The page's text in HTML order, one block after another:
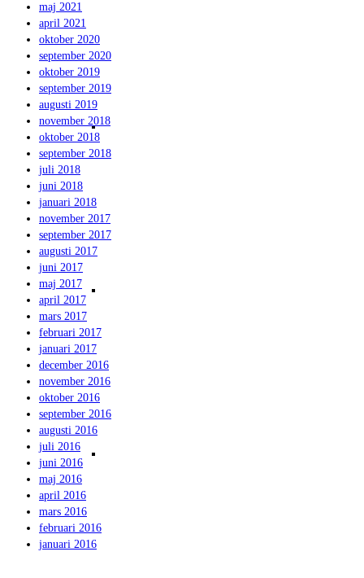
Bilder från orginalloppet
maj 2021
april 2021
oktober 2020
september 2020
oktober 2019
september 2019
augusti 2019
november 2018
oktober 2018
september 2018
juli 2018
juni 2018
januari 2018
november 2017
september 2017
augusti 2017
juni 2017
maj 2017
april 2017
mars 2017
februari 2017
januari 2017
december 2016
november 2016
oktober 2016
september 2016
augusti 2016
juli 2016
juni 2016
maj 2016
april 2016
mars 2016
februari 2016
januari 2016